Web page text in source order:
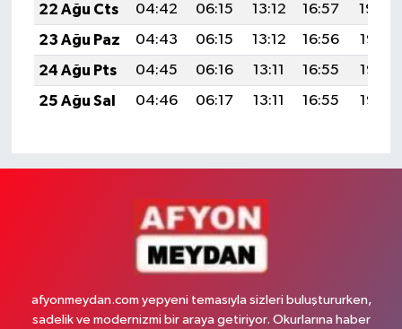
22 Ağu Cts
04:42 06:15 13:12 16:57
19:59
23 Ağu Paz
04:43 06:15 13:12 16:56
19:58
24 Ağu Pts
04:45 06:16 13:11 16:55
19:56
25 Ağu Sal
04:46 06:17 13:11 16:55 19:55
afyonmeydan.com yepyeni temasıyla sizleri buluştururken,
sadelik ve modernizmi bir araya getiriyor. Okurlarına haber